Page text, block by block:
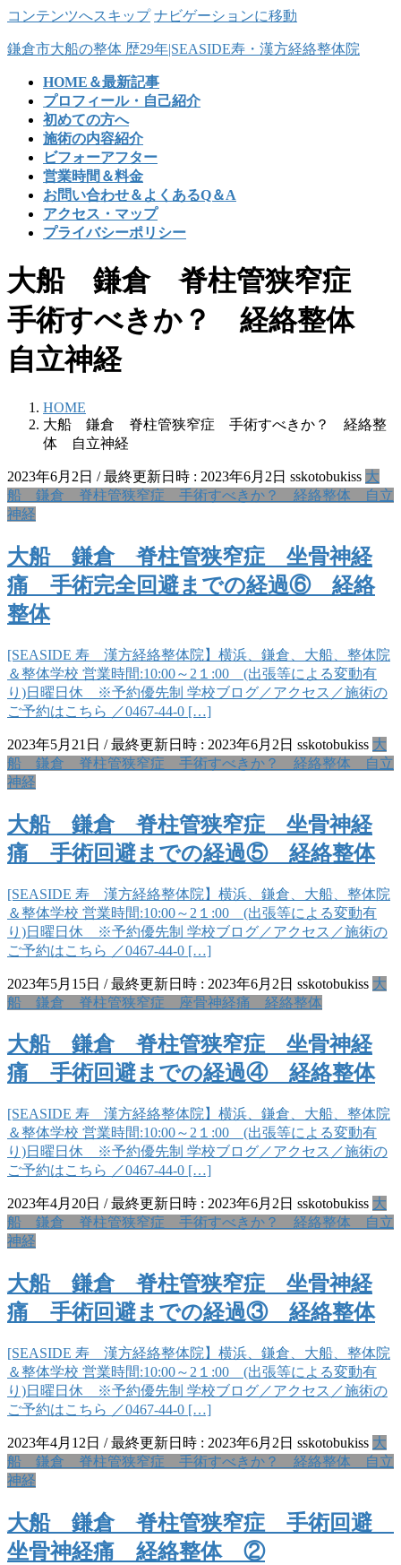
コンテンツへスキップ ナビゲーションに移動
鎌倉市大船の整体 歴29年|SEASIDE寿・漢方経絡整体院
HOME＆最新記事
プロフィール・自己紹介
初めての方へ
施術の内容紹介
ビフォーアフター
営業時間＆料金
お問い合わせ＆よくあるQ＆A
アクセス・マップ
プライバシーポリシー
大船 鎌倉 脊柱管狭窄症
手術すべきか？ 経絡整体
自立神経
HOME
大船 鎌倉 脊柱管狭窄症 手術すべきか？ 経絡整
体 自立神経
2023年6月2日 / 最終更新日時 : 2023年6月2日 sskotobukiss 大
船 鎌倉 脊柱管狭窄症 手術すべきか？ 経絡整体 自立
神経
大船 鎌倉 脊柱管狭窄症 坐骨神経
痛 手術完全回避までの経過⑥ 経絡
整体
[SEASIDE 寿 漢方経絡整体院】横浜、鎌倉、大船、整体院
＆整体学校 営業時間:10:00～2１:00 (出張等による変動有
り)日曜日休 ※予約優先制 学校ブログ／アクセス／施術の
ご予約はこちら ／0467-44-0 […]
2023年5月21日 / 最終更新日時 : 2023年6月2日 sskotobukiss 大
船 鎌倉 脊柱管狭窄症 手術すべきか？ 経絡整体 自立
神経
大船 鎌倉 脊柱管狭窄症 坐骨神経
痛 手術回避までの経過⑤ 経絡整体
[SEASIDE 寿 漢方経絡整体院】横浜、鎌倉、大船、整体院
＆整体学校 営業時間:10:00～2１:00 (出張等による変動有
り)日曜日休 ※予約優先制 学校ブログ／アクセス／施術の
ご予約はこちら ／0467-44-0 […]
2023年5月15日 / 最終更新日時 : 2023年6月2日 sskotobukiss 大
船 鎌倉 脊柱管狭窄症 座骨神経痛 経絡整体
大船 鎌倉 脊柱管狭窄症 坐骨神経
痛 手術回避までの経過④ 経絡整体
[SEASIDE 寿 漢方経絡整体院】横浜、鎌倉、大船、整体院
＆整体学校 営業時間:10:00～2１:00 (出張等による変動有
り)日曜日休 ※予約優先制 学校ブログ／アクセス／施術の
ご予約はこちら ／0467-44-0 […]
2023年4月20日 / 最終更新日時 : 2023年6月2日 sskotobukiss 大
船 鎌倉 脊柱管狭窄症 手術すべきか？ 経絡整体 自立
神経
大船 鎌倉 脊柱管狭窄症 坐骨神経
痛 手術回避までの経過③ 経絡整体
[SEASIDE 寿 漢方経絡整体院】横浜、鎌倉、大船、整体院
＆整体学校 営業時間:10:00～2１:00 (出張等による変動有
り)日曜日休 ※予約優先制 学校ブログ／アクセス／施術の
ご予約はこちら ／0467-44-0 […]
2023年4月12日 / 最終更新日時 : 2023年6月2日 sskotobukiss 大
船 鎌倉 脊柱管狭窄症 手術すべきか？ 経絡整体 自立
神経
大船 鎌倉 脊柱管狭窄症 手術回避
坐骨神経痛 経絡整体 ②